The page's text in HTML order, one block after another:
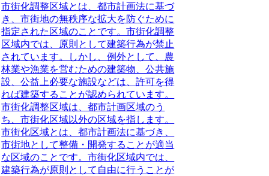
市街化調整区域とは、都市計画法に基づ
き、市街地の無秩序な拡大を防ぐために
指定された区域のことです。市街化調整
区域内では、原則として建築行為が禁止
されています。しかし、例外として、農
林業や漁業を営むための建築物、公共施
設、公益上必要な施設などは、許可を得
れば建築することが認められています。
市街化調整区域は、都市計画区域のう
ち、市街化区域以外の区域を指します。
市街化区域とは、都市計画法に基づき、
市街地として整備・開発することが適当
な区域のことです。市街化区域内では、
建築行為が原則として自由に行うことが